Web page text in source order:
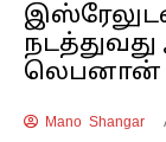
லெபனான்
Mano Shangar